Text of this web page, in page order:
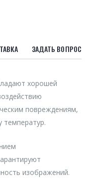
ЗАДАТЬ ВОПРОС
хорошей
повреждениям,
температур.
изображений.